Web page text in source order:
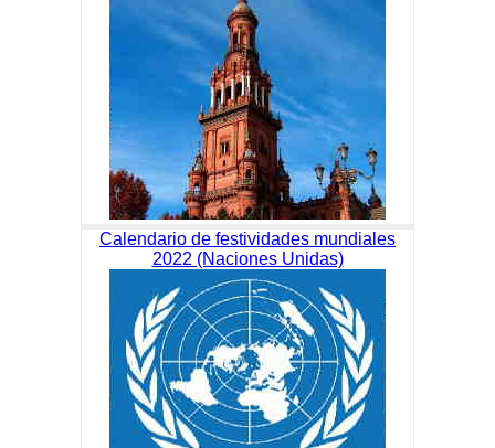
Calendario de festividades mundiales
2022 (Naciones Unidas)